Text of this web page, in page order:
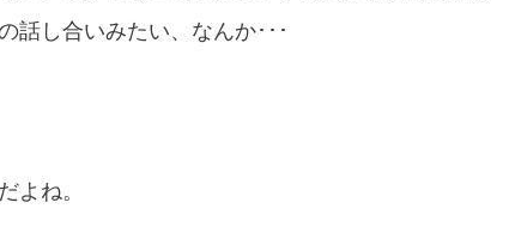
話し合いみたい、なんか･･･
よね。